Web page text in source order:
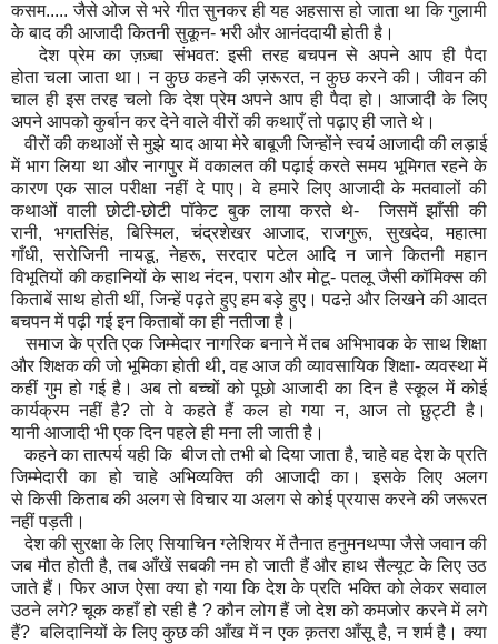
कसम..... जैसे ओज से भरे गीत सुनकर ही यह अहसास हो जाता था कि गुलामी
के बाद की आजादी कितनी सुकून- भरी और आनंददायी होती है।
देश प्रेम का ज़ज़्बा संभवत: इसी तरह बचपन से अपने आप ही पैदा
होता चला जाता था। न कुछ कहने की ज़रूरत,न कुछ करने की। जीवन की
चाल ही इस तरह चलो कि देश प्रेम अपने आप ही पैदा हो। आजादी के लिए
अपने आपको कुर्बान कर देने वाले वीरों की कथाएँ तो पढ़ाए ही जाते थे।
वीरों की कथाओं से मुझे याद आया मेरे बाबूजी जिन्होंने स्वयं आजादी की लड़ाई
में भाग लिया था और नागपुर में वकालत की पढ़ाई करते समय भूमिगत रहने के
कारण एक साल परीक्षा नहीं दे पाए। वे हमारे लिए आजादी के मतवालों की
कथाओं वाली छोटी-छोटी पॉकेट बुक लाया करते थे- जिसमें झाँसी की
रानी,भगतसिंह,बिस्मिल,चंद्रशेखर आजाद,राजगुरू,सुखदेव,महात्मा
गाँधी,सरोजिनी नायडू,नेहरू,सरदार पटेल आदि न जाने कितनी महान
विभूतियों की कहानियों के साथ नंदन,पराग और मोटू- पतलू जैसी कॉमिक्स की
किताबें साथ होती थीं, जिन्हें पढ़ते हुए हम बड़े हुए। पढऩे और लिखने की आदत
बचपन में पढ़ी गई इन किताबों का ही नतीजा है।
समाज के प्रति एक जिम्मेदार नागरिक बनाने में तब अभिभावक के साथ शिक्षा
और शिक्षक की जो भूमिका होती थी, वह आज कीव्यावसायिक शिक्षा- व्यवस्था में
कहीं गुम हो गई है। अब तो बच्चों को पूछो आजादी का दिन है स्कूल में कोई
कार्यक्रम नहीं है?तो वे कहते हैं कल हो गया न, आज तो छुट्टी है।
यानी आजादी भी एक दिन पहले ही मना ली जाती है।
कहने का तात्पर्य यही कि बीज तो तभी बो दिया जाता है, चाहे वह देश के प्रति
जिम्मेदारीका हो चाहे अभिव्यक्ति की आजादीका । इसके लिए अलग
सेकिसीकिताबकीअलग से विचार या अलग से कोई प्रयास करने की जरूरत
नहीं पड़ती।
देश की सुरक्षा के लिए सियाचिन ग्लेशियर में तैनात हनुमनथप्पा जैसे जवान की
जब मौत होती है,तब आँखें सबकी नम हो जाती हैं और हाथ सैल्यूट के लिए उठ
जाते हैं। फिर आज ऐसा क्या हो गया कि देश के प्रति भक्ति को लेकर सवाल
उठने लगे?चूक कहाँ हो रही है ?कौन लोग हैं जो देश को कमजोर करने में लगे
हैं?बलिदानियों के लिए कुछ की आँख में न एक क़तरा आँसू है,न शर्म है। क्या